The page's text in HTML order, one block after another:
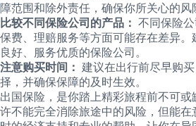
障范围和除外责任，确保你所关心的风
比较不同保险公司的产品： 不同保险公
保费、理赔服务等方面可能存在差异
良好、服务优质的保险公司。
注意购买时间： 建议在出行前尽早购
择，并确保保障的及时生效。
出国保险，是你踏上精彩旅程前不可
许不能完全消除旅途中的风险，但能在